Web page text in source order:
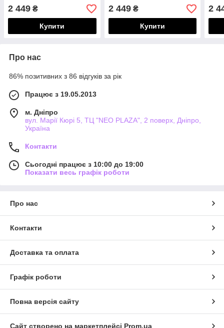
2 449 ₴
Купити
2 449₴
Купити
2
Про нас
86% позитивних з 86 відгуків за рік
Працює з 19.05.2013
м. Дніпро
вул. Марії Кюрі 5, ТЦ "NEO PLAZA", 2 поверх, Дніпро,
Україна
Контакти
Сьогодні працює з 10:00 до 19:00
Показати весь графік роботи
Про нас
Контакти
Доставка та оплата
Графік роботи
Повна версія сайту
Сайт створено на маркетплейсі Prom.ua